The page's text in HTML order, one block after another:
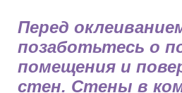
Как подготовить
поклейкой обоев